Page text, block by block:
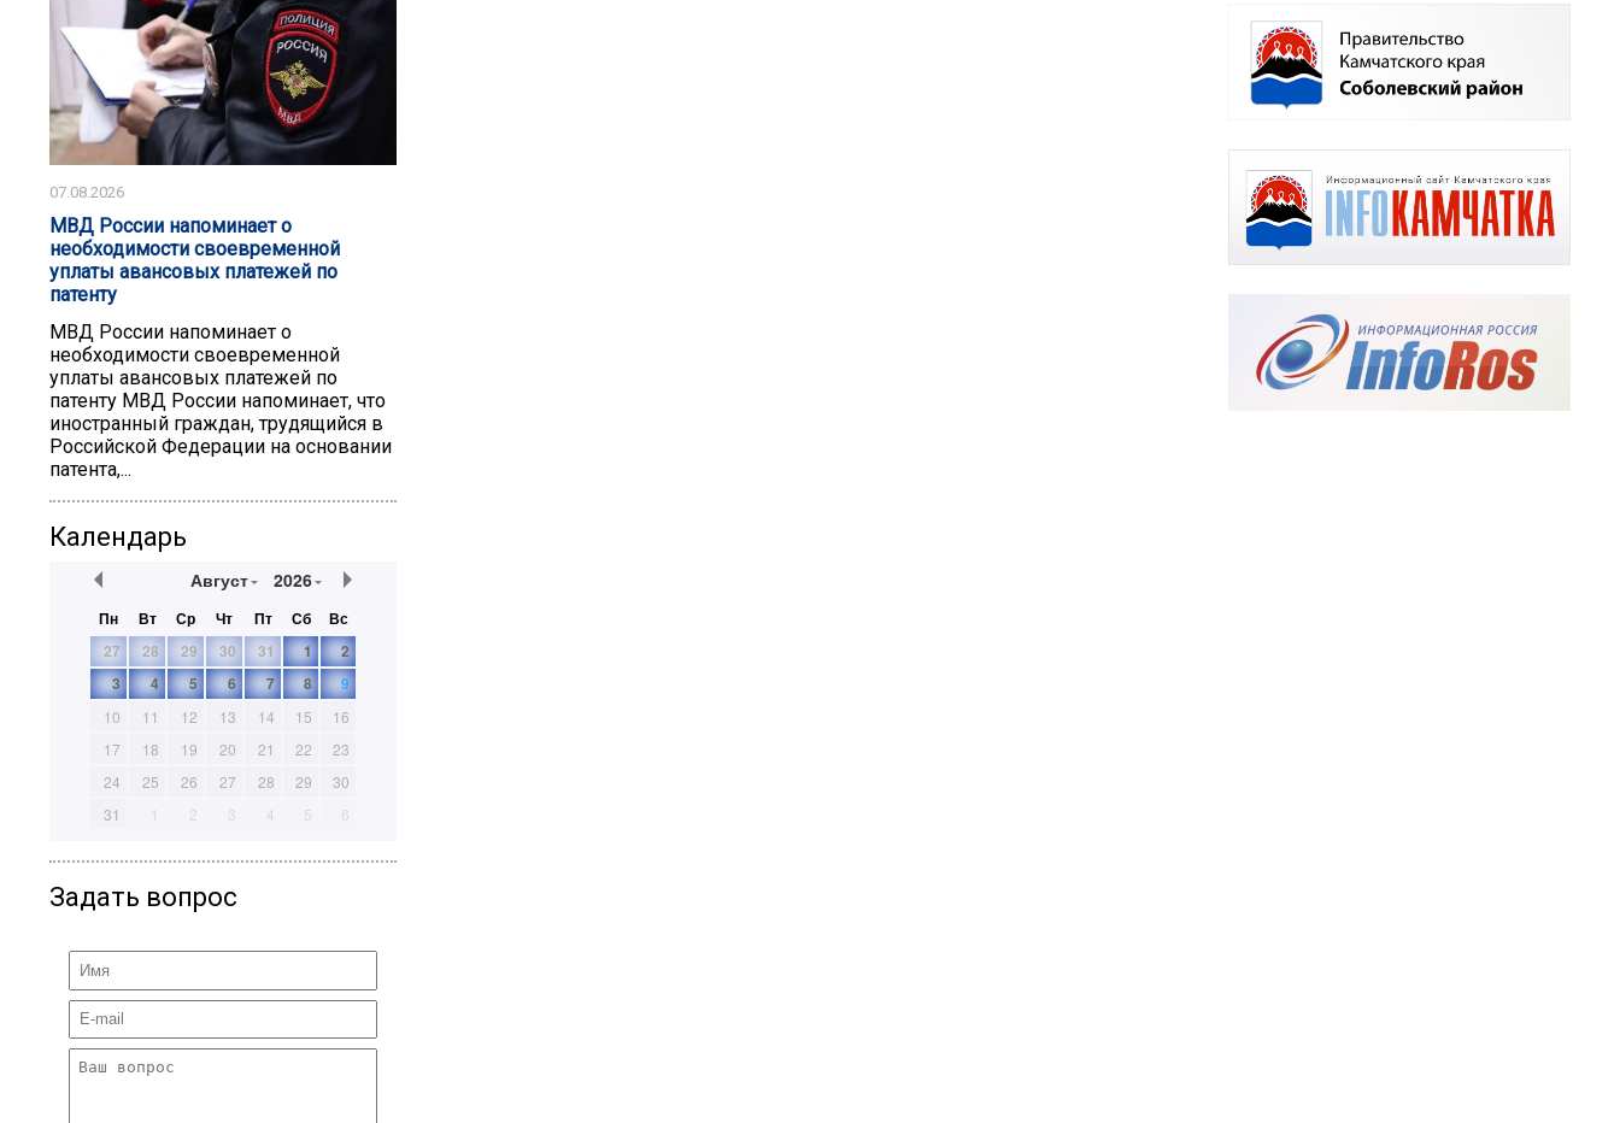
07.08.2026
МВД России напоминает о
необходимости своевременной
уплаты авансовых платежей по
патенту
МВД России напоминает о
необходимости своевременной
уплаты авансовых платежей по
патенту ️МВД России напоминает, что
иностранный граждан, трудящийся в
Российской Федерации на основании
патента,...
Календарь
Август 2026
Пн Вт Ср Чт Пт Сб
Вс
27
28 29 30 31 1
2
3
4 5 6 7 8 9
10 11 12 13 14 15
16
17
18 19 20 21 22
23
24
25 26 27 28 29
30
31
1 2 3 4 5 6
Задать вопрос